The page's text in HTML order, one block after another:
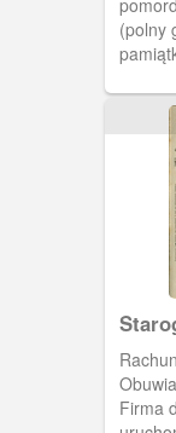
(polny
pamiątkową
Firma